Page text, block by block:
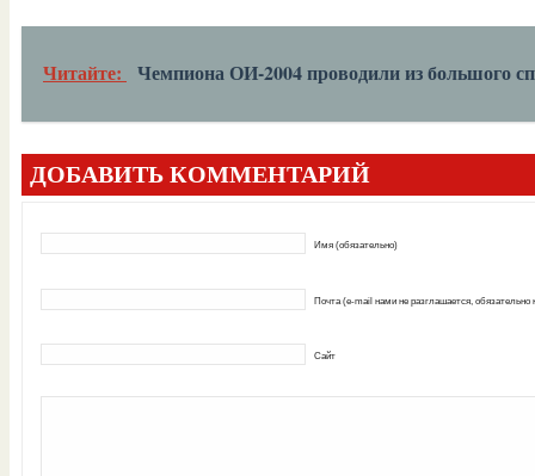
Читайте: Чемпиона ОИ-2004 проводили из большого
ДОБАВИТЬ КОММЕНТАРИЙ
Имя (обязательно)
Почта (e-mail нами не разглашается, обязательно
Сайт